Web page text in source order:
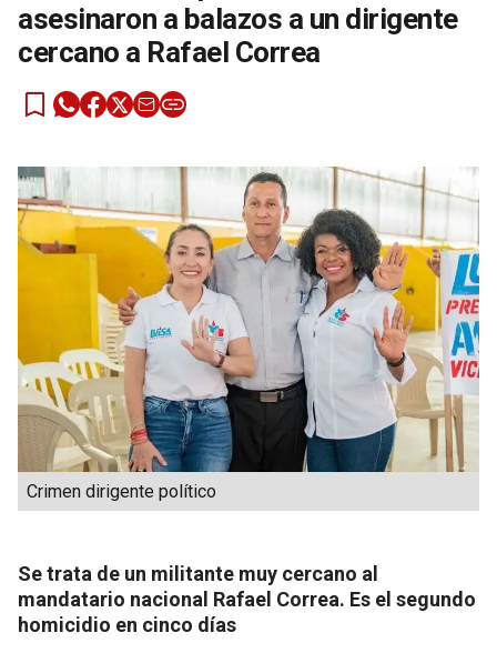
asesinaron a balazos a un dirigente
cercano a Rafael Correa
Crimen dirigente político
Se trata de un militante muy cercano al
mandatario nacional Rafael Correa. Es el segundo
homicidio en cinco días